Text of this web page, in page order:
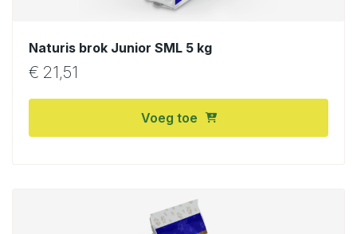
Naturis brok Junior SML 5 kg
€ 21,51
Voeg toe